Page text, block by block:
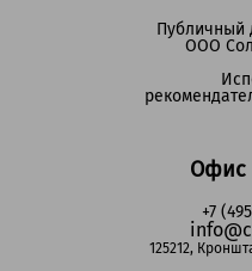
Офис
+7
125212,
Публичный
ООО